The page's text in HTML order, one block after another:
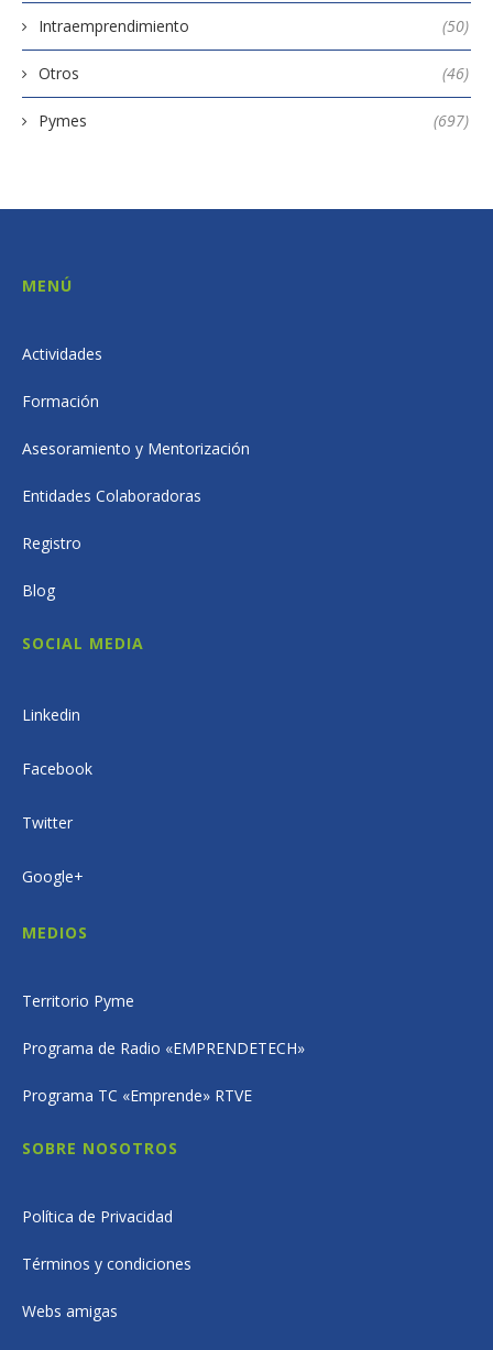
Intraemprendimiento (50)
Otros (46)
Pymes (697)
MENÚ
Actividades
Formación
Asesoramiento y Mentorización
Entidades Colaboradoras
Registro
Blog
SOCIAL MEDIA
Linkedin
Facebook
Twitter
Google+
MEDIOS
Territorio Pyme
Programa de Radio «EMPRENDETECH»
Programa TC «Emprende» RTVE
SOBRE NOSOTROS
Política de Privacidad
Términos y condiciones
Webs amigas